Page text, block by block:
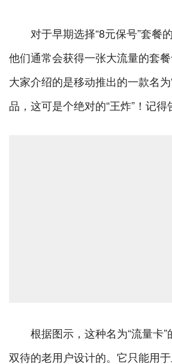
对于早期选择“8元保号”套餐
他们通常会获得一张大流量的套
大家介绍的是移动推出的一款名
品，这可是个绝对的“王炸”！记得
根据图示，这种名为“流量卡
双待的老用户设计的。它只能用